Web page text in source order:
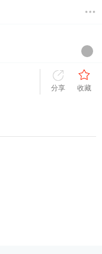
分享 收藏